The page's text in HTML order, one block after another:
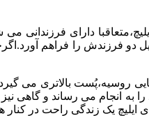
دارای
دو فرزندش را فراهم
روسیه،پُست بالاتری می
به انجام می رساند و گاهی
یک زندگی راحت در